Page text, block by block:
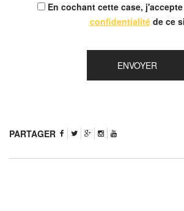
En cochant cette case,
confidentialitéde ce
PARTAGER